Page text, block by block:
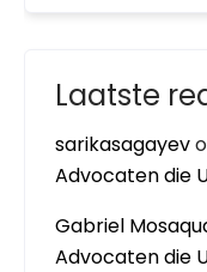
Laatste
sarikasagayev
Advocaten die
Gabriel
Advocaten die